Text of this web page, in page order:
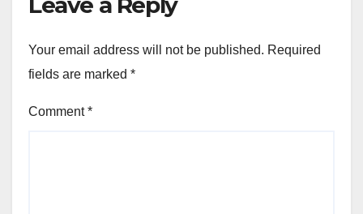
Your email address will not be published. Required
fields are marked *
Comment*